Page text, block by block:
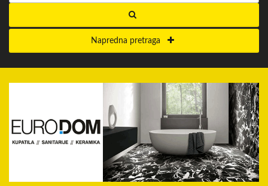
Napredna pretraga